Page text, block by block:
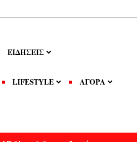
ΕΙΔΗΣΕΙΣ
LIFESTYLE ΑΓΟΡΑ